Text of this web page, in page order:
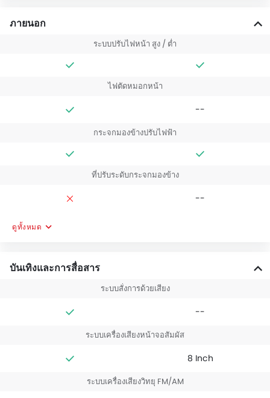
ภายนอก
ระบบปรับไฟหน้า สูง / ต่ำ
ไฟตัดหมอกหน้า
--
กระจกมองข้างปรับไฟฟ้า
ที่ปรับระดับกระจกมองข้าง
--
ดูทั้งหมด
บันเทิงและการสื่อสาร
ระบบสั่งการด้วยเสียง
--
ระบบเครื่องเสียงหน้าจอสัมผัส
8 Inch
ระบบเครื่องเสียงวิทยุ FM/AM